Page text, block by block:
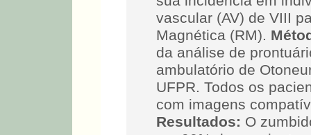
vascular (AV) de VIII
Magnética (RM).
da análise de
ambulatório de
UFPR. Todos os
com imagens
Resultados: O